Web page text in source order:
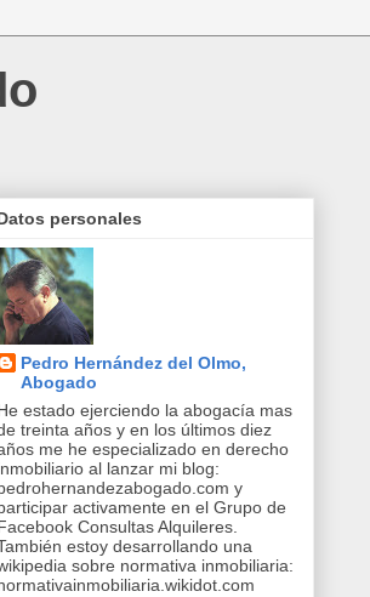
personales
Pedro Hernández del Olmo,
Abogado
estado ejerciendo la abogacía mas
treinta años y en los últimos diez
me he especializado en derecho
al lanzar mi blog:
y
activamente en el Grupo de
Consultas Alquileres.
estoy desarrollando una
sobre normativa inmobiliaria: